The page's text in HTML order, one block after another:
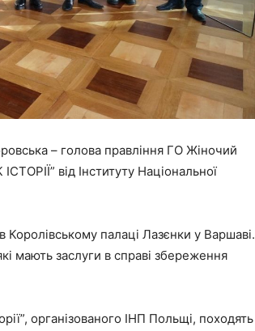
– голова правління ГО Жіночий
від Інституту Національної
палаці Лазєнки у Варшаві.
мають заслуги в справі збереження
організованого ІНП Польщі, походять